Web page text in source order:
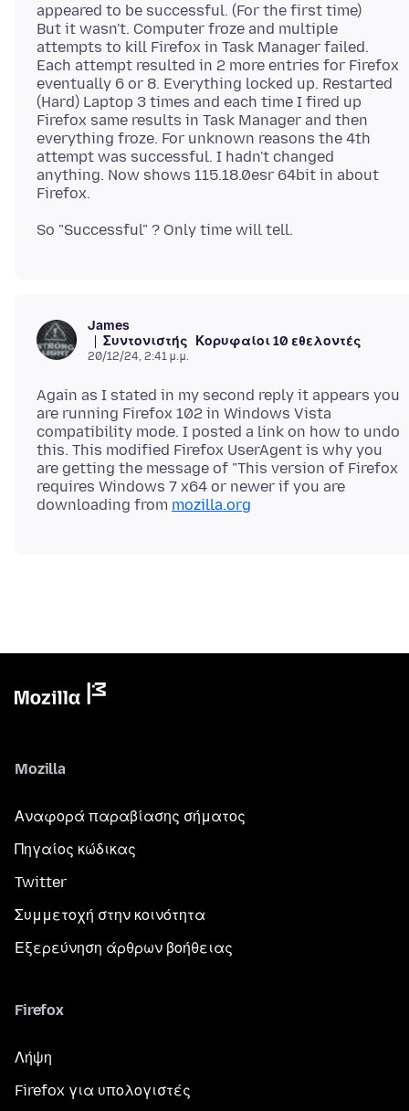
appeared to be successful. (For the first time)
But it wasn't. Computer froze and multiple
attempts to kill Firefox in Task Manager failed.
Each attempt resulted in 2 more entries for Firefox
eventually 6 or 8. Everything locked up. Restarted
(Hard) Laptop 3 times and each time I fired up
Firefox same results in Task Manager and then
everything froze. For unknown reasons the 4th
attempt was successful. I hadn't changed
anything. Now shows 115.18.0esr 64bit in about
James
Συντονιστής
Κορυφαίοι 10 εθελοντές
20/12/24, 2:41 μ.μ.
Again as I stated in my second reply it appears you
are running Firefox 102 in Windows Vista
compatibility mode. I posted a link on how to undo
this. This modified Firefox UserAgent is why you
are getting the message of "This version of Firefox
requires Windows 7 x64 or newer if you are
downloading from mozilla.org
Mozilla
Αναφορά παραβίασης σήματος
Πηγαίος κώδικας
Twitter
Συμμετοχή στην κοινότητα
Εξερεύνηση άρθρων βοήθειας
Firefox
Λήψη
Firefox για υπολογιστές